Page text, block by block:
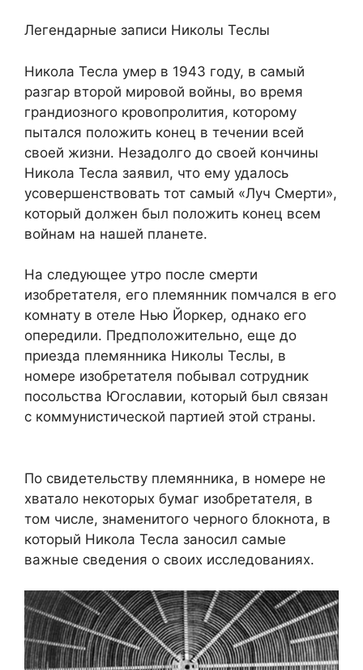
Легендарные записи Николы Теслы
Никола Тесла умер в 1943 году, в самый
разгар второй мировой войны, во время
грандиозного кровопролития, которому
пытался положить конец в течении всей
своей жизни. Незадолго до своей кончины
Никола Тесла заявил, что ему удалось
усовершенствовать тот самый «Луч Смерти»,
который должен был положить конец всем
войнам на нашей планете.
На следующее утро после смерти
изобретателя, его племянник помчался в его
комнату в отеле Нью Йоркер, однако его
опередили. Предположительно, еще до
приезда племянника Николы Теслы, в
номере изобретателя побывал сотрудник
посольства Югославии, который был связан
с коммунистической партией этой страны.
По свидетельству племянника, в номере не
хватало некоторых бумаг изобретателя, в
том числе, знаменитого черного блокнота, в
который Никола Тесла заносил самые
важные сведения о своих исследованиях.